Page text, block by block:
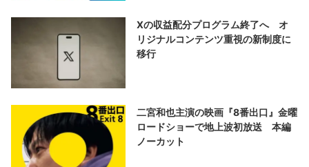
Xの収益配分プログラム終了へ オ
リジナルコンテンツ重視の新制度に
移行
二宮和也主演の映画『8番出口』金曜
ロードショーで地上波初放送 本編
ノーカット